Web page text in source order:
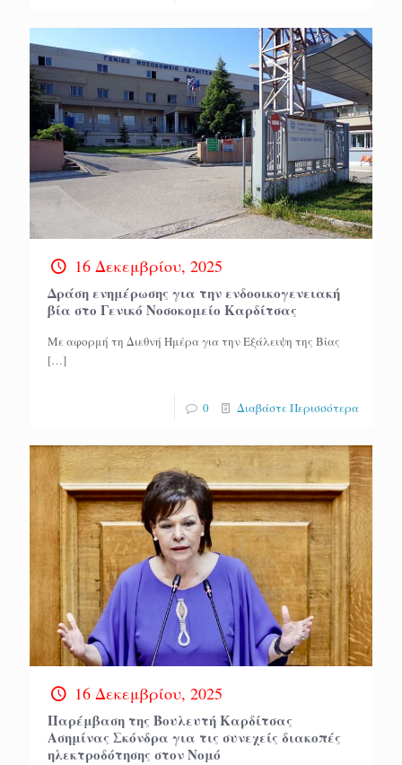
16 Δεκεμβρίου, 2025
Δράση ενημέρωσης για την ενδοοικογενειακή
βία στο Γενικό Νοσοκομείο Καρδίτσας
Με αφορμή τη Διεθνή Ημέρα για την Εξάλειψη της Βίας
[…]
0 Διαβάστε Περισσότερα
16 Δεκεμβρίου, 2025
Παρέμβαση της Βουλευτή Καρδίτσας
Ασημίνας Σκόνδρα για τις συνεχείς διακοπές
ηλεκτροδότησης στον Νομό